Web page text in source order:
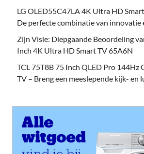
LG OLED55C47LA 4K Ultra HD
De perfecte combinatie van innovatie
Zijn Visie: Diepgaande Beoordeling
Inch 4K Ultra HD Smart TV 65A6N
TCL 75T8B 75 Inch QLED Pro 144Hz
TV – Breng een meeslepende kijk- en